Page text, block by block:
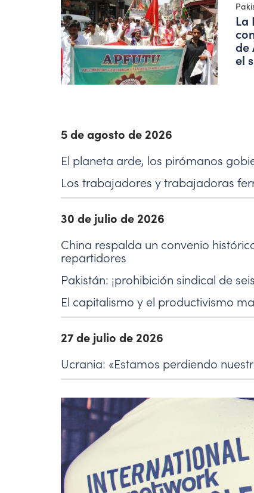
La
de
el
5 de agosto de 2026
El planeta arde, los pirómanos
Los trabajadores y trabajadoras
30 de julio de 2026
China respalda un convenio
repartidores
Pakistán: ¡prohibición sindical de
El capitalismo y el productivismo
27 de julio de 2026
Ucrania: «Estamos perdiendo